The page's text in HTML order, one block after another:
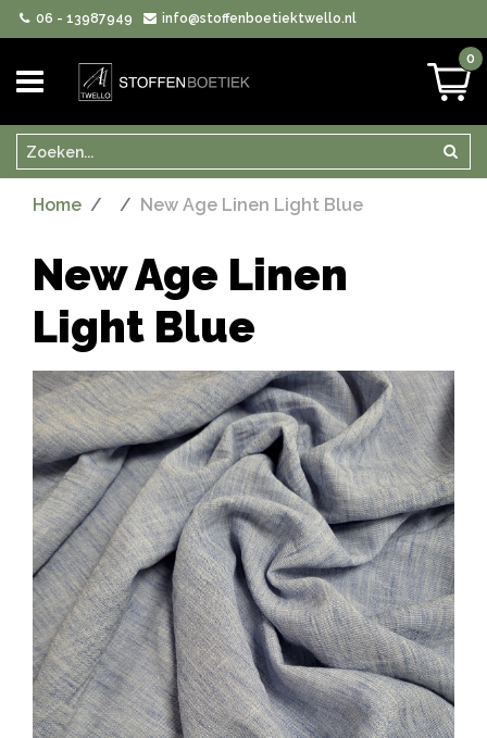
06 - 13987949 info@stoffenboetiektwello.nl
0
Zoeken
Home New Age Linen Light Blue
New Age Linen
Light Blue